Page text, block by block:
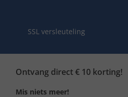
SSL versleuteling
Ontvang direct € 10 korting!
Mis niets meer!